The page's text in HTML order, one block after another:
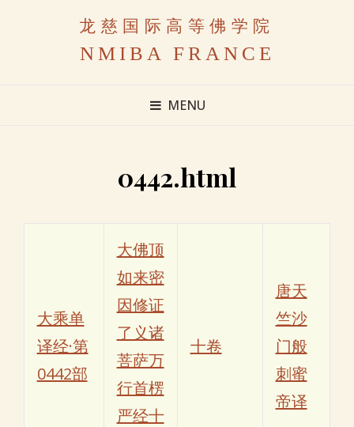
龙慈国际高等佛学院
NMIBA FRANCE
MENU
0442.html
大乘单
译经·第
0442部
大佛顶
如来密
因修证
了义诸
菩萨万
行首楞
严经十
十卷
唐天
竺沙
门般
刺蜜
帝译